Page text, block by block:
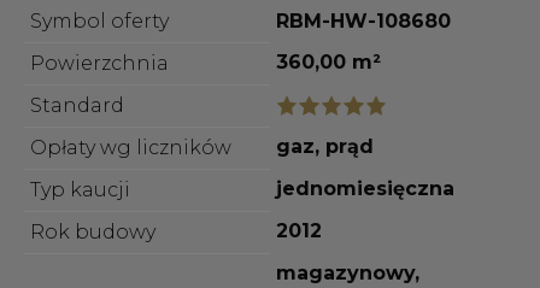
Symbol oferty
RBM-HW-108680
Powierzchnia
360,00 m²
Standard
Opłaty wg liczników
gaz, prąd
Typ kaucji
jednomiesięczna
Rok budowy
2012
magazynowy,